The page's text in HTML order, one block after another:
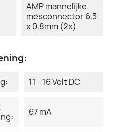
AMP mannelijke
mesconnector 6,3
x 0,8mm (2x)
11 - 16 Volt DC
67 mA